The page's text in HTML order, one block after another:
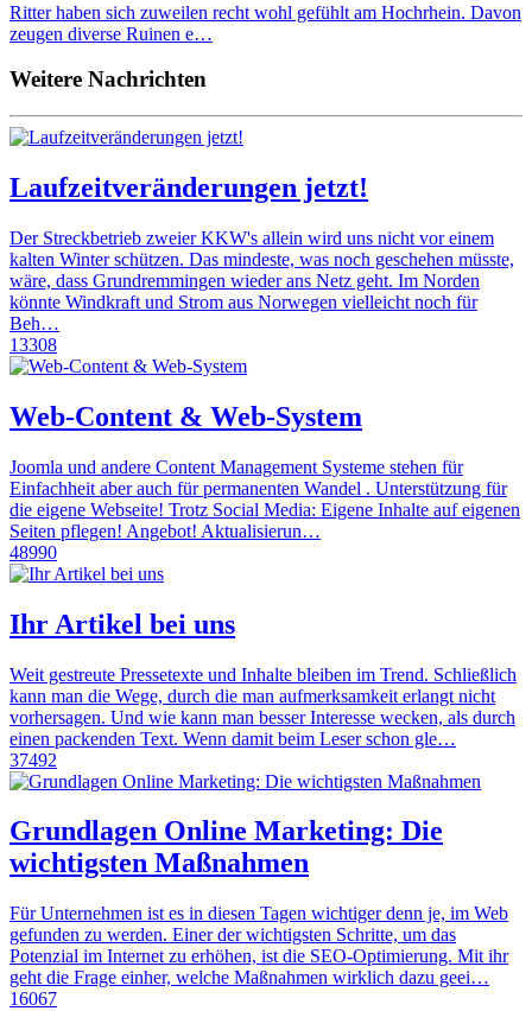
Ritter haben sich zuweilen recht wohl gefühlt am Hochrhein. Davon
zeugen diverse Ruinen e…
Weitere Nachrichten
Laufzeitveränderungen jetzt!
Der Streckbetrieb zweier KKW's allein wird uns nicht vor einem
kalten Winter schützen. Das mindeste, was noch geschehen müsste,
wäre, dass Grundremmingen wieder ans Netz geht. Im Norden
könnte Windkraft und Strom aus Norwegen vielleicht noch für
Beh…
13308
Web-Content & Web-System
Joomla und andere Content Management Systeme stehen für
Einfachheit aber auch für permanenten Wandel . Unterstützung für
die eigene Webseite! Trotz Social Media: Eigene Inhalte auf eigenen
Seiten pflegen! Angebot! Aktualisierun…
48990
Ihr Artikel bei uns
Weit gestreute Pressetexte und Inhalte bleiben im Trend. Schließlich
kann man die Wege, durch die man aufmerksamkeit erlangt nicht
vorhersagen. Und wie kann man besser Interesse wecken, als durch
einen packenden Text. Wenn damit beim Leser schon gle…
37492
Grundlagen Online Marketing: Die
wichtigsten Maßnahmen
Für Unternehmen ist es in diesen Tagen wichtiger denn je, im Web
gefunden zu werden. Einer der wichtigsten Schritte, um das
Potenzial im Internet zu erhöhen, ist die SEO-Optimierung. Mit ihr
geht die Frage einher, welche Maßnahmen wirklich dazu geei…
16067